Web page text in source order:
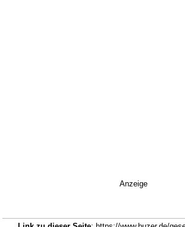
Anzeige